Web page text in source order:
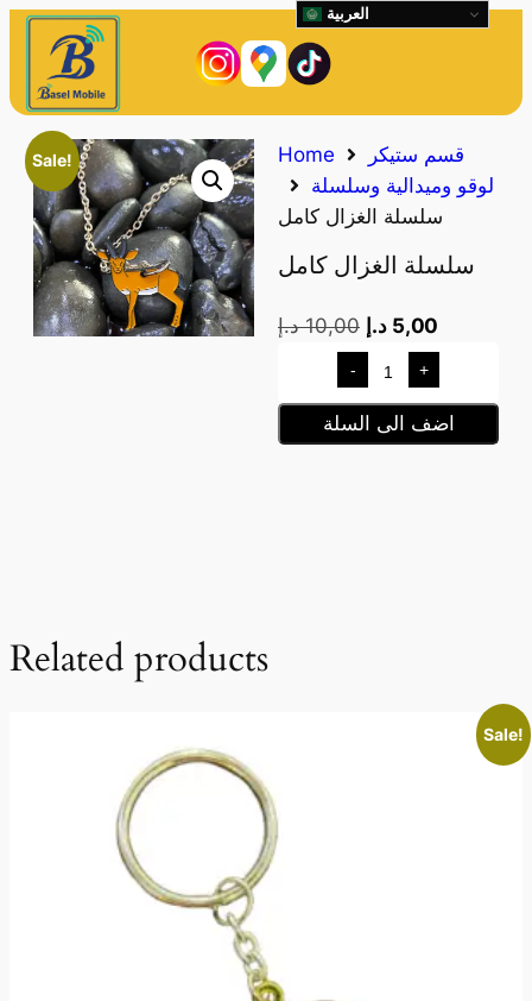
Sale! Home
قسم ستيكر
لوقو وميدالية وسلسلة
سلسلة الغزال كامل
سلسلة الغزال كامل
10,00 د.إ 5,00 د.إ
- +
اضف الى السلة
Related products
Sale!
العربية